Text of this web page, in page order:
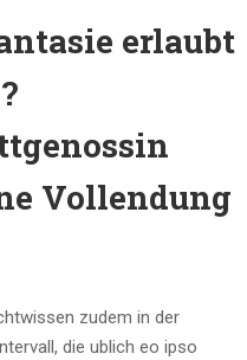
erlaubt
Vollendung
zudem in der
die ublich eo ipso